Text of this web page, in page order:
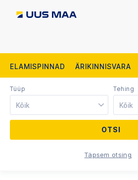
ELAMISPINNAD ÄRIKINNISVARA
Tüüp
Kõik
Tehing
Kõik
Täpsem otsing